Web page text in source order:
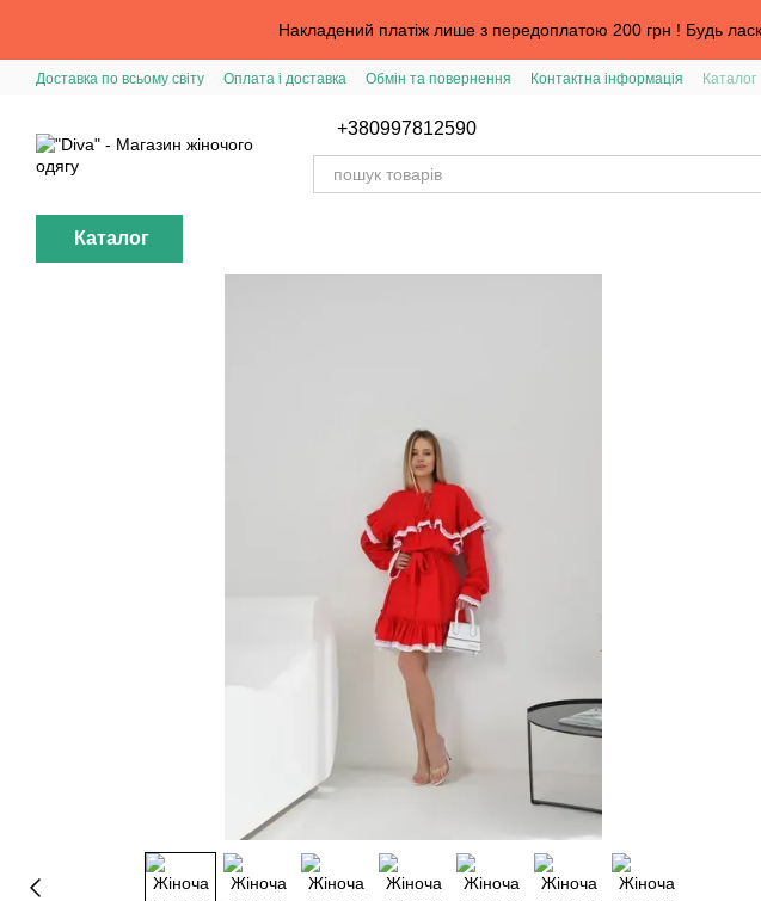
Накладений платіж лише з передоплатою 200 грн ! Будь
Доставка по всьому світу Оплата і доставка Обмін та повернення Контактна інформація Каталог
+380997812590
Каталог